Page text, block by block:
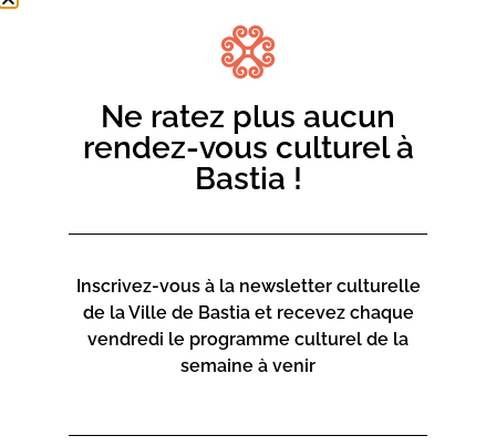
Ne ratez plus aucun
rendez-vous culturel à
Bastia !
Inscrivez-vous à la newsletter culturelle
de la Ville de Bastia et recevez chaque
vendredi le programme culturel de la
semaine à venir